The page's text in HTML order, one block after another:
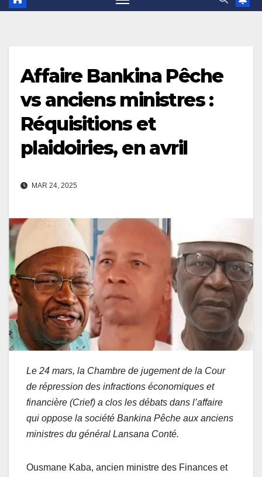
Affaire Bankina Pêche
vs anciens ministres :
Réquisitions et
plaidoiries, en avril
MAR 24, 2025
Le 24 mars, la Chambre de jugement de la Cour
de répression des infractions économiques et
financière (Crief) a clos les débats dans l’affaire
qui oppose la société Bankina Pêche aux anciens
ministres du général Lansana Conté.
Ousmane Kaba, ancien ministre des Finances et